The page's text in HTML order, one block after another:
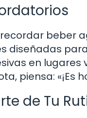
beber
diseñadas
en lugares
piensa: «¡Es
de Tu